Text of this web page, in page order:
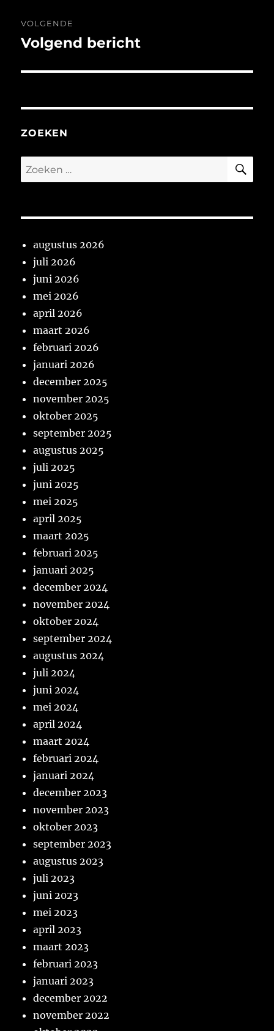
VOLGENDE
Volgend
Volgend bericht
ZOEKEN
Zoeken
naar:
augustus 2026
juli 2026
juni 2026
mei 2026
april 2026
maart 2026
februari 2026
januari 2026
december 2025
november 2025
oktober 2025
september 2025
augustus 2025
juli 2025
juni 2025
mei 2025
april 2025
maart 2025
februari 2025
januari 2025
december 2024
november 2024
oktober 2024
september 2024
augustus 2024
juli 2024
juni 2024
mei 2024
april 2024
maart 2024
februari 2024
januari 2024
december 2023
november 2023
oktober 2023
september 2023
augustus 2023
juli 2023
juni 2023
mei 2023
april 2023
maart 2023
februari 2023
januari 2023
december 2022
november 2022